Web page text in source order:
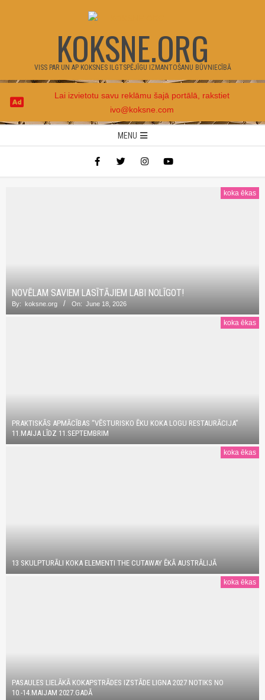
KOKSNE.ORG
VISS PAR UN AP KOKSNES ILGTSPĒJĪGU IZMANTOŠANU BŪVNIECĪBĀ
Lai izvietotu savu reklāmu šajā portālā, rakstiet
ivo@koksne.com
Navigation
MENU
koka ēkas
NOVĒLAM SAVIEM LASĪTĀJIEM LABI NOLĪGOT!
By: koksne.org On: June 18, 2026
koka ēkas
PRAKTISKĀS APMĀCĪBAS “VĒSTURISKO ĒKU KOKA LOGU RESTAURĀCIJA”
11.MAIJA LĪDZ 11.SEPTEMBRIM
koka ēkas
13 SKULPTURĀLI KOKA ELEMENTI THE CUTAWAY ĒKĀ AUSTRĀLIJĀ
koka ēkas
PASAULES LIELĀKĀ KOKAPSTRĀDES IZSTĀDE LIGNA 2027 NOTIKS NO
10.-14.MAIJAM 2027.GADĀ